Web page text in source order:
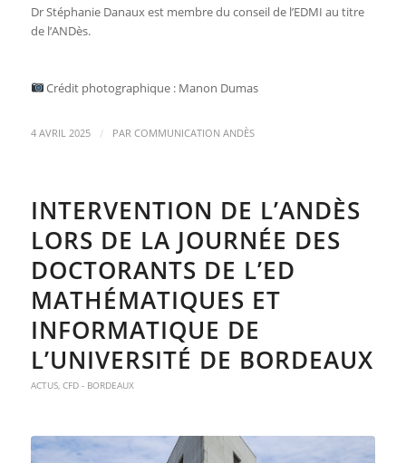
Dr Stéphanie Danaux est membre du conseil de l’EDMI au titre
de l’ANDès.
Crédit photographique : Manon Dumas
4 AVRIL 2025 / PAR COMMUNICATION ANDÈS
INTERVENTION DE L’ANDÈS
LORS DE LA JOURNÉE DES
DOCTORANTS DE L’ED
MATHÉMATIQUES ET
INFORMATIQUE DE
L’UNIVERSITÉ DE BORDEAUX
ACTUS, CFD - BORDEAUX